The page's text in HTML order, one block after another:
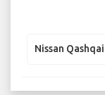
Nissan Qashqai